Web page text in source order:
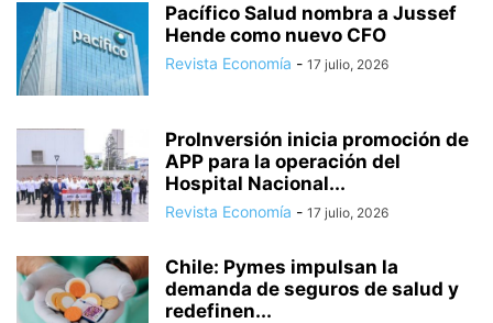
Pacífico Salud nombra a Jussef
Hende como nuevo CFO
Revista Economía - 17 julio, 2026
ProInversión inicia promoción de
APP para la operación del
Hospital Nacional...
Revista Economía - 17 julio, 2026
Chile: Pymes impulsan la
demanda de seguros de salud y
redefinen...